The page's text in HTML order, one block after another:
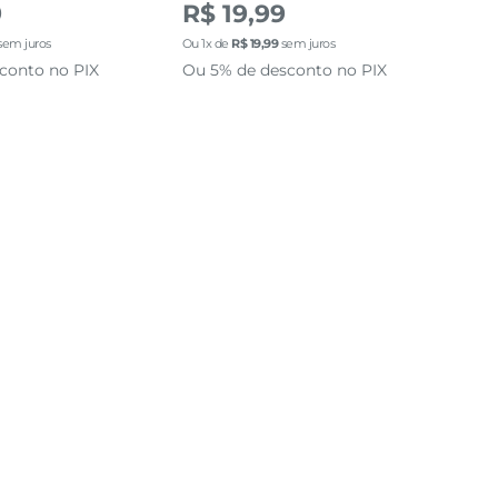
juros
no PIX
R$ 19,99
Ou1x de R$ 19,99sem juros
Ou 5% de desconto no PIX